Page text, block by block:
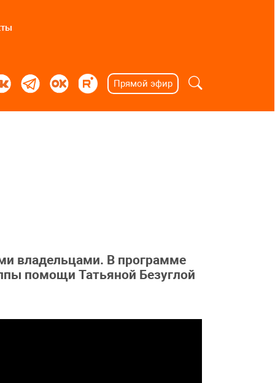
Прямой эфир
владельцами. В программе
помощи Татьяной Безуглой